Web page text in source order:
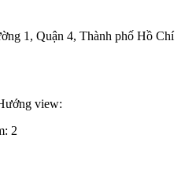
1, Quận 4, Thành phố Hồ Chí
view:
2